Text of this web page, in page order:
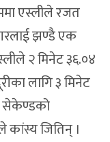
एस्लीले रजत
झण्डै एक
२ मिनेट ३६.०४
लागि ३ मिनेट
सेकेण्डको
कांस्य जितिन् ।